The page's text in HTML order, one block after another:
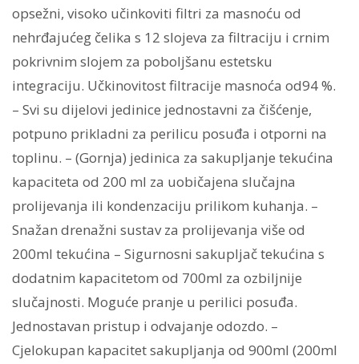
opsežni, visoko učinkoviti filtri za masnoću od
nehrđajućeg čelika s 12 slojeva za filtraciju i crnim
pokrivnim slojem za poboljšanu estetsku
integraciju. Učkinovitost filtracije masnoća od94 %.
– Svi su dijelovi jedinice jednostavni za čišćenje,
potpuno prikladni za perilicu posuđa i otporni na
toplinu. – (Gornja) jedinica za sakupljanje tekućina
kapaciteta od 200 ml za uobičajena slučajna
prolijevanja ili kondenzaciju prilikom kuhanja. –
Snažan drenažni sustav za prolijevanja više od
200ml tekućina – Sigurnosni sakupljač tekućina s
dodatnim kapacitetom od 700ml za ozbiljnije
slučajnosti. Moguće pranje u perilici posuđa.
Jednostavan pristup i odvajanje odozdo. –
Cjelokupan kapacitet sakupljanja od 900ml (200ml